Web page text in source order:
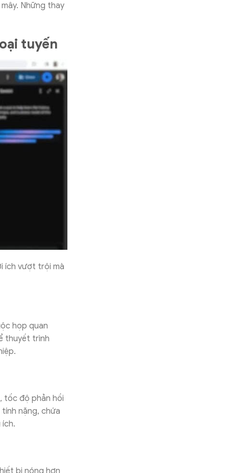
Những thay
tuyến
ích vượt trội mà
họp quan
thuyết trình
tốc độ phản hồi
nặng, chứa
bị nóng hơn